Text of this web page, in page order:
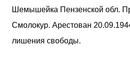
Шемышейка Пензенской обл.
Смолокур. Арестован
лишения свободы.